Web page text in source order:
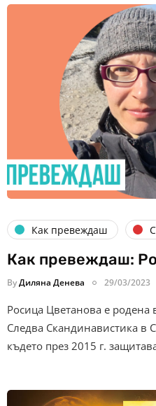
Как превеждаш
Как превеждаш:
ByДиляна Денева 29/03/2023
Росица Цветанова е родена
Следва Скандинавистика в
където през 2015 г.